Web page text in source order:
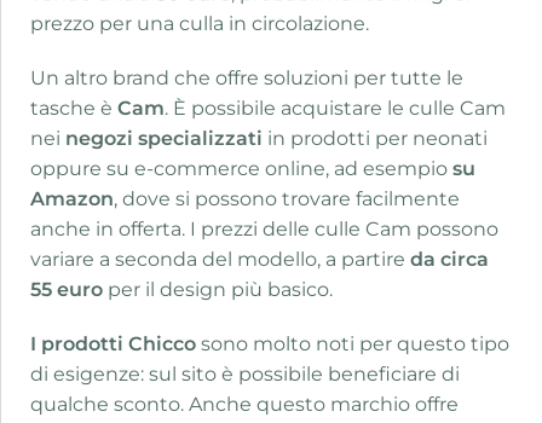
prezzo per una culla in circolazione.
Un altro brand che offre soluzioni per tutte le
tasche è Cam. È possibile acquistare le culle Cam
nei negozi specializzati in prodotti per neonati
oppure su e-commerce online, ad esempio su
Amazon, dove si possono trovare facilmente
anche in offerta. I prezzi delle culle Cam possono
variare a seconda del modello, a partire da circa
55 euro per il design più basico.
I prodotti Chicco sono molto noti per questo tipo
di esigenze: sul sito è possibile beneficiare di
qualche sconto. Anche questo marchio offre